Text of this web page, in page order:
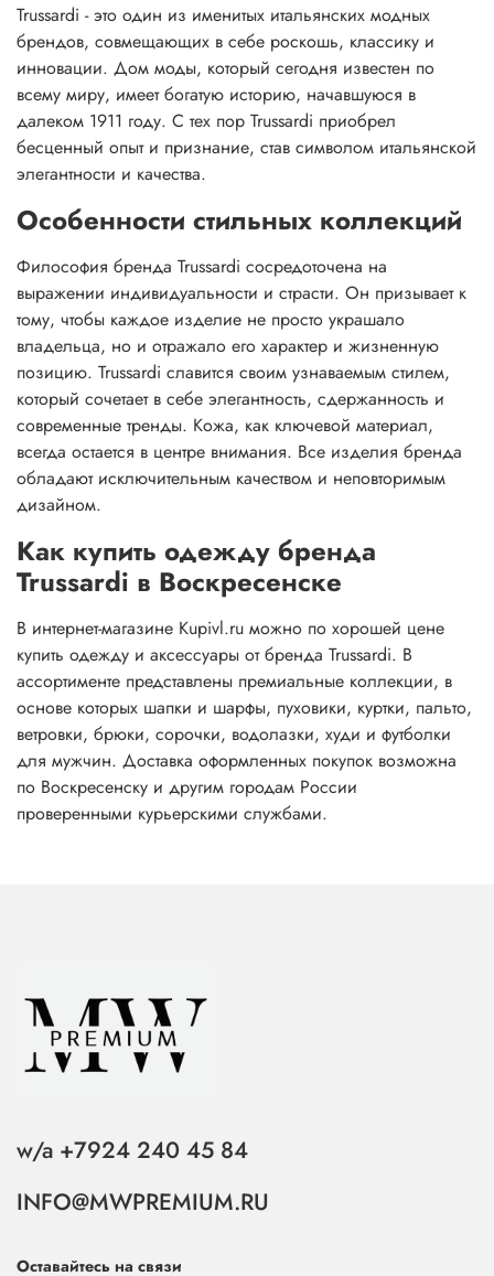
Trussardi - это один из именитых итальянских модных
брендов, совмещающих в себе роскошь, классику и
инновации. Дом моды, который сегодня известен по
всему миру, имеет богатую историю, начавшуюся в
далеком 1911 году. С тех пор Trussardi приобрел
бесценный опыт и признание, став символом итальянской
элегантности и качества.
Особенности стильных коллекций
Философия бренда Trussardi сосредоточена на
выражении индивидуальности и страсти. Он призывает к
тому, чтобы каждое изделие не просто украшало
владельца, но и отражало его характер и жизненную
позицию. Trussardi славится своим узнаваемым стилем,
который сочетает в себе элегантность, сдержанность и
современные тренды. Кожа, как ключевой материал,
всегда остается в центре внимания. Все изделия бренда
обладают исключительным качеством и неповторимым
дизайном.
Как купить одежду бренда
Trussardi в Воскресенске
В интернет-магазине Kupivl.ru можно по хорошей цене
купить одежду и аксессуары от бренда Trussardi. В
ассортименте представлены премиальные коллекции, в
основе которых шапки и шарфы, пуховики, куртки, пальто,
ветровки, брюки, сорочки, водолазки, худи и футболки
для мужчин. Доставка оформленных покупок возможна
по Воскресенску и другим городам России
проверенными курьерскими службами.
w/a +7924 240 45 84
INFO@MWPREMIUM.RU
Оставайтесь на связи